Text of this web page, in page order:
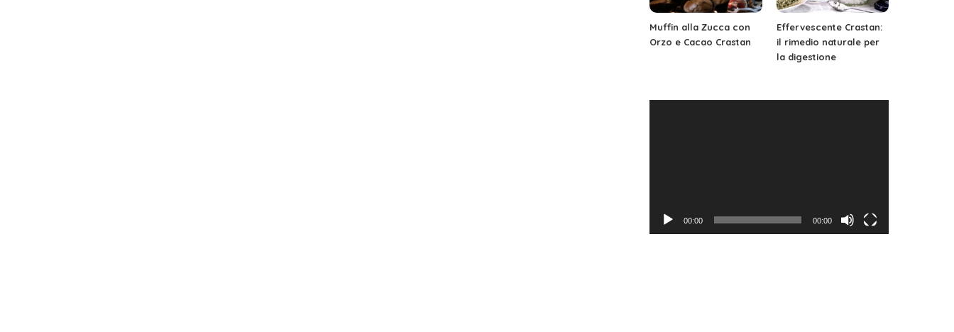
Muffin alla Zucca con
Orzo e Cacao Crastan
Effervescente Crastan:
il rimedio naturale per
la digestione
00:00 00:00